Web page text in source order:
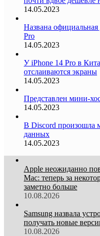
14.05.2023
Названа
Pro
14.05.2023
У iPhone 14 Pro в
отслаиваются экраны
14.05.2023
Представлен мини-
14.05.2023
В Discord произошла
данных
14.05.2023
Apple неожиданно
Mac: теперь за
заметно больше
10.08.2026
Samsung назвала
получать новые
10.08.2026